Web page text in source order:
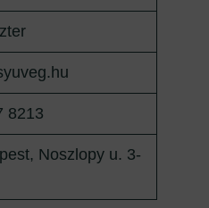
8213
Noszlopy u. 3-